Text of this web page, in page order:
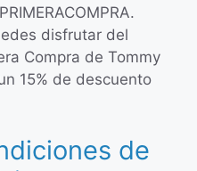
disfrutar del
Compra de Tommy
15% de descuento
de